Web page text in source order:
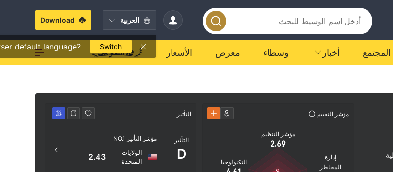
العربية
default language? Switch
Download
المجتمع أخبار وسطاء معرض الأسعار
مؤشر التقييم
مؤشر التنظيم
2.69
التكنولوجيا
إدارة
المخاطر
التأثير
التأثير
D
مؤشر التأثير NO.1
الولايات
المتحدة
2.43